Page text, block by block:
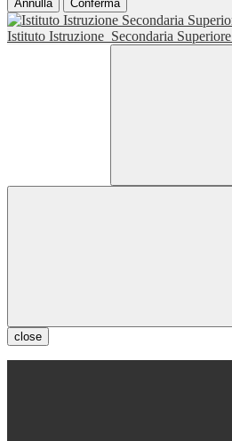
Annulla Conferma
Istituto Istruzione Secondaria Superiore
close